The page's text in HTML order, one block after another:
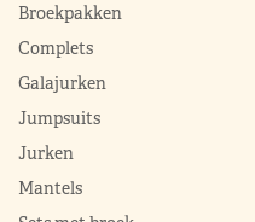
Broekpakken
Complets
Galajurken
Jumpsuits
Jurken
Mantels